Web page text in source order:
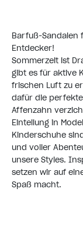
Barfuß-Sandalen
Entdecker!
Sommerzeit ist
gibt es für aktive
frischen Luft zu
dafür die
Affenzahn
Einteilung in
Kinderschuhe
und voller
unsere Styles.
setzen wir auf
Spaß macht.